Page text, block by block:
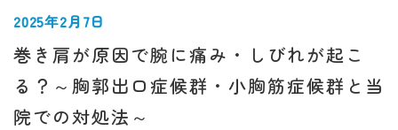
2025年2月7日
巻き肩が原因で腕に痛み・しびれが起こ
る？～胸郭出口症候群・小胸筋症候群と当
院での対処法～